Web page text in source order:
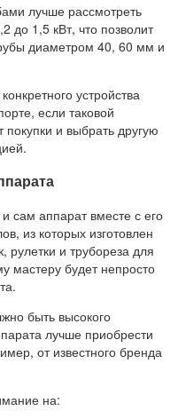
лучше рассмотреть
до 1,5 кВт, что позволит
диаметром 40, 60 мм и
устройства
если таковой
покупки и выбрать другую
сам аппарат вместе с его
из которых изготовлен
рулетки и трубореза для
мастеру будет непросто
быть высокого
лучше приобрести
от известного бренда
на: